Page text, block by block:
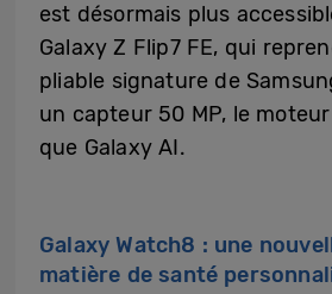
est désormais plus
Galaxy Z Flip7 FE, qui
pliable signature de
un capteur 50 MP, le
que Galaxy AI.
Galaxy Watch8 : une
matière de santé